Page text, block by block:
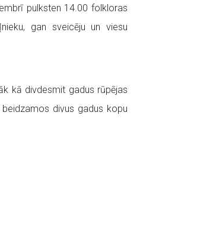
pulksten 14.00 folkloras
gan sveicēju un viesu
kā divdesmit gadus rūpējas
divus gadus kopu